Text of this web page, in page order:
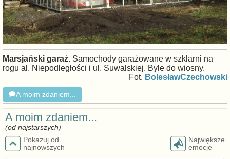
Marsjański garaż. Samochody garażowane w szklarni na
rogu al. Niepodległości i ul. Suwalskiej. Byle do wiosny.
Fot. BolesławCzechowski
A moim zdaniem...
A moim zdaniem...
(od najstarszych)
Pokazuj od
najnowszych
Największe
emocje